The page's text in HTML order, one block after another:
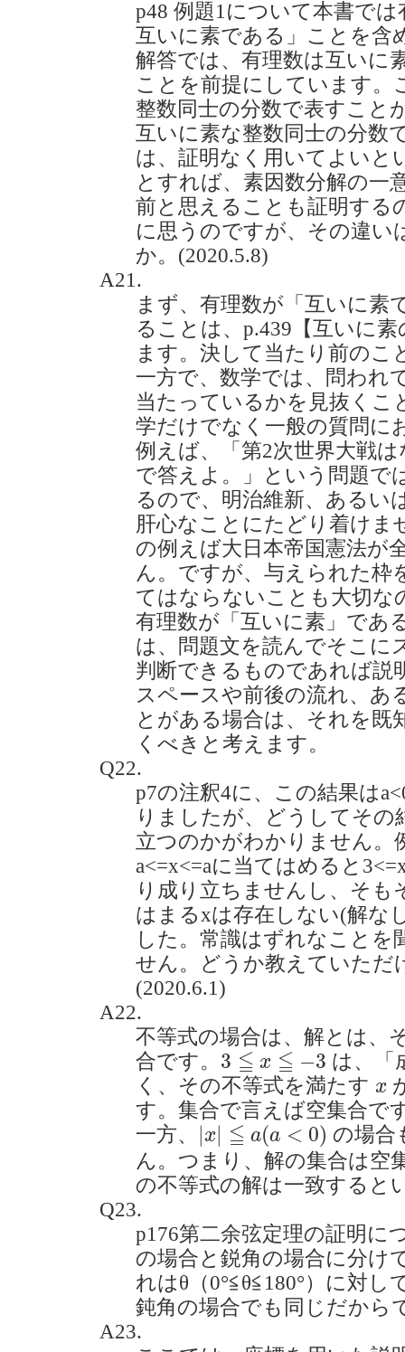
p48 例題1について本書で
互いに素である」ことを含
解答では、有理数は互いに
ことを前提にしています。
整数同士の分数で表すこと
互いに素な整数同士の分数
は、証明なく用いてよいと
とすれば、素因数分解の一
前と思えることも証明する
に思うのですが、その違い
か。(2020.5.8)
A21.
まず、有理数が「互いに素
ることは、p.439【互いに
ます。決して当たり前のこ
一方で、数学では、問われ
当たっているかを見抜くこ
学だけでなく一般の質問に
例えば、「第2次世界大戦
で答えよ。」という問題で
るので、明治維新、あるい
肝心なことにたどり着けま
の例えば大日本帝国憲法が
ん。ですが、与えられた枠
てはならないことも大切な
有理数が「互いに素」であ
は、問題文を読んでそこに
判断できるものであれば説
スペースや前後の流れ、あ
とがある場合は、それを既
くべきと考えます。
Q22.
p7の注釈4に、この結果は
りましたが、どうしてその
立つのかがわかりません。
a<=x<=aに当てはめると
り成り立ちませんし、そも
はまるxは存在しない(解な
した。常識はずれなこと
せん。どうか教えていただ
(2020.6.1)
A22.
不等式の場合は、解とは、
合です。 3 ≦ x ≦ −3
3≦x≦−3
は、「
く、その不等式を満たす x
x
す。集合で言えば空集合で
一方、 |x| ≦ a(a < 0)
|x|≦a(a<0)
の場合
ん。つまり、解の集合は空
の不等式の解は一致すると
Q23.
p176第二余弦定理の証明
の場合と鋭角の場合に分け
れはθ（0°≦θ≦180°）に対し
鈍角の場合でも同じだから
A23.